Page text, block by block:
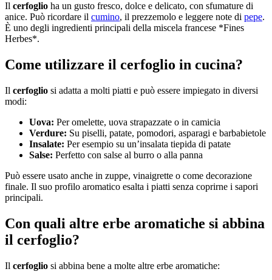
Il cerfoglio ha un gusto fresco, dolce e delicato, con sfumature di
anice. Può ricordare il cumino, il prezzemolo e leggere note di pepe.
È uno degli ingredienti principali della miscela francese *Fines
Herbes*.
Come utilizzare il cerfoglio in cucina?
Il cerfoglio si adatta a molti piatti e può essere impiegato in diversi
modi:
Uova: Per omelette, uova strapazzate o in camicia
Verdure: Su piselli, patate, pomodori, asparagi e barbabietole
Insalate: Per esempio su un’insalata tiepida di patate
Salse: Perfetto con salse al burro o alla panna
Può essere usato anche in zuppe, vinaigrette o come decorazione
finale. Il suo profilo aromatico esalta i piatti senza coprirne i sapori
principali.
Con quali altre erbe aromatiche si abbina
il cerfoglio?
Il cerfoglio si abbina bene a molte altre erbe aromatiche: